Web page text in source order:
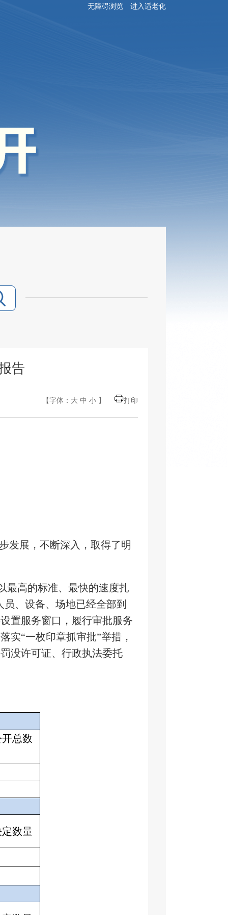
无障碍浏览 进入适老化
告
【字体： 大 中 小 】 打印
发展，不断深入，取得了明
最高的标准、最快的速度扎
、设备、场地已经全部到
置服务窗口，履行审批服务
实“一枚印章抓审批”举措，
没许可证、行政执法委托
总数
数量